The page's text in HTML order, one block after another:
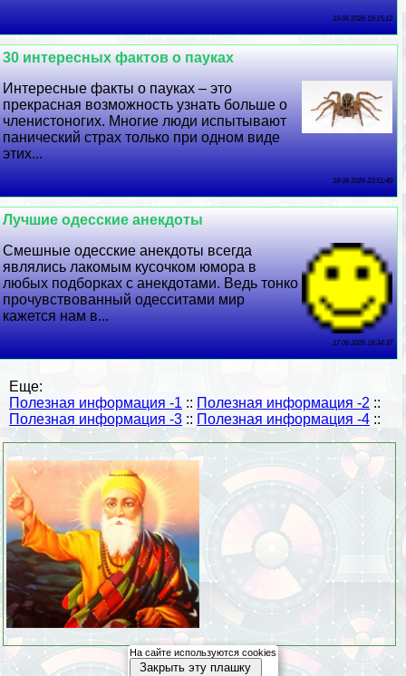
19 06 2026 19:15:12
30 интересных фактов о пауках
Интересные факты о пауках – это
прекрасная возможность узнать больше о
члeнистоногих. Многие люди испытывают
панический страх только при одном виде
этих...
18 06 2026 23:51:49
Лучшие одесские анекдоты
Смешные одесские анекдоты всегда
являлись лакомым кусочком юмора в
любых подборках с анекдотами. Ведь тонко
прочувствованный одесситами мир
кажется нам в...
17 06 2026 18:34:37
Еще:
Полезная информация -1 :: Полезная информация -2 ::
Полезная информация -3 :: Полезная информация -4 ::
На сайте используются cookies
Закрыть эту плашку